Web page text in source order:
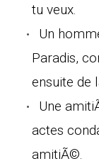
tu veux.
Un
Paradis,
ensuite de
Une
actes
amitiÃ©.